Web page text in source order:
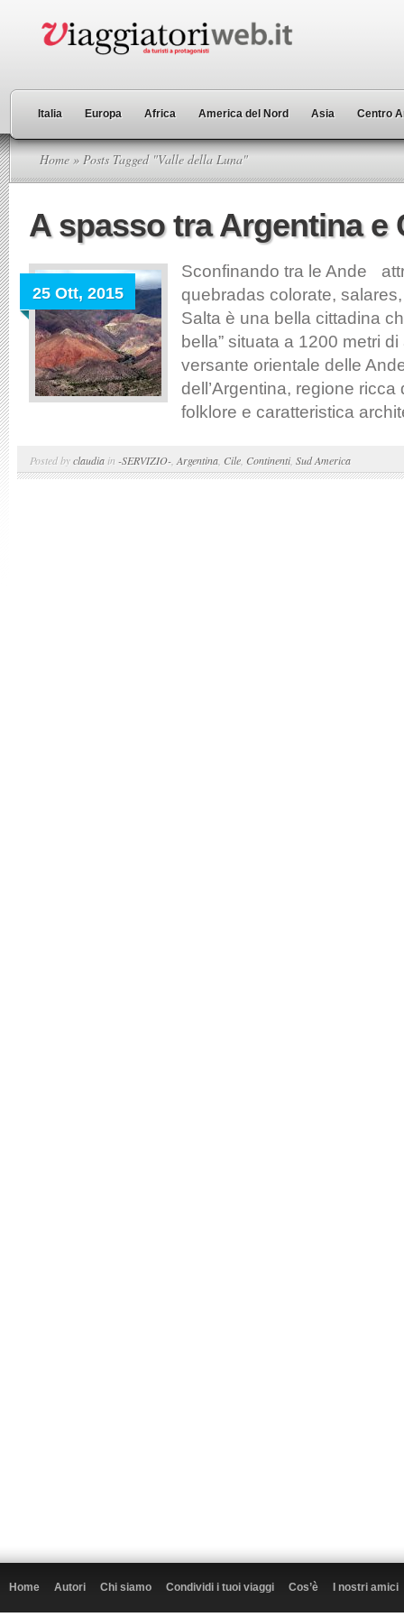
Italia Europa Africa America del Nord Asia Centro
Home » Posts Tagged "Valle della Luna"
A spasso tra Argentina e
25 Ott, 2015
Sconfinando tra le Ande
quebradas colorate,
Salta è una bella cittadina
bella” situata a 1200 metri
versante orientale delle
dell’Argentina, regione ricca
folklore e caratteristica
Posted byclaudia in -SERVIZIO- Argentina Cile Continenti, Sud America
Home Autori Chi siamo Condividi i tuoi viaggi Cos’è I nostri amici